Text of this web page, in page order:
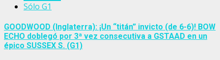
Sólo G1
GOODWOOD (Inglaterra): ¡Un “titán” invicto (de 6-6)! BOW
ECHO doblegó por 3ª vez consecutiva a GSTAAD en un
épico SUSSEX S. (G1)